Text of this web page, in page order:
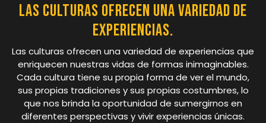
Las culturas ofrecen una variedad de
experiencias.
Las culturas ofrecen una variedad de experiencias que
enriquecen nuestras vidas de formas inimaginables.
Cada cultura tiene su propia forma de ver el mundo,
sus propias tradiciones y sus propias costumbres, lo
que nos brinda la oportunidad de sumergirnos en
diferentes perspectivas y vivir experiencias únicas.